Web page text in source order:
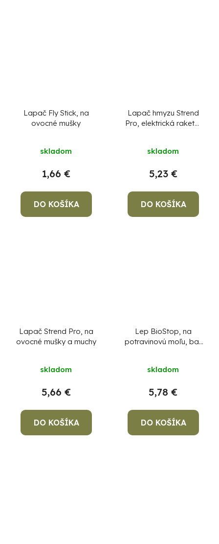
Lapač Fly Stick, na
ovocné mušky
skladom
1,66 €
DO KOŠÍKA
Lapač hmyzu Strend
Pro, elektrická raketa,
skladom
5,23 €
DO KOŠÍKA
Lapač Strend Pro, na
ovocné mušky a muchy
skladom
5,66 €
DO KOŠÍKA
Lep BioStop, na
potravinovú moľu, bal.
skladom
5,78 €
DO KOŠÍKA